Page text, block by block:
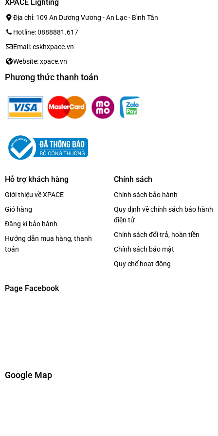
XPACE Lighting
Địa chỉ: 109 An Dương Vương - An Lạc - Bình Tân
Hotline: 0888881.617
Email: cskhxpace.vn
Website: xpace.vn
Phương thức thanh toán
Hỗ trợ khách hàng
Giới thiệu về XPACE
Giỏ hàng
Đăng kí bảo hành
Hướng dẫn mua hàng, thanh
toán
Chính sách
Chính sách bảo hành
Quy định về chính sách bảo hành
điện tử
Chính sách đổi trả, hoàn tiền
Chính sách bảo mật
Quy chế hoạt động
Page Facebook
Google Map